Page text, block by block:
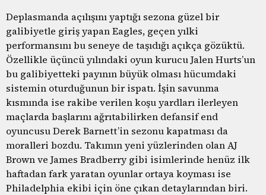
Deplasmanda açılışını yaptığı sezona güzel bir
galibiyetle giriş yapan Eagles, geçen yılki
performansını bu seneye de taşıdığı açıkça gözüktü.
Özellikle üçüncü yılındaki oyun kurucu Jalen Hurts’un
bu galibiyetteki payının büyük olması hücumdaki
sistemin oturduğunun bir ispatı. İşin savunma
kısmında ise rakibe verilen koşu yardları ilerleyen
maçlarda başlarını ağrıtabilirken defansif end
oyuncusu Derek Barnett’in sezonu kapatması da
moralleri bozdu. Takımın yeni yüzlerinden olan AJ
Brown ve James Bradberry gibi isimlerinde henüz ilk
haftadan fark yaratan oyunlar ortaya koyması ise
Philadelphia ekibi için öne çıkan detaylarından biri.